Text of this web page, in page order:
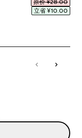
原价 ¥28.00‎
立省 ¥10.00‎